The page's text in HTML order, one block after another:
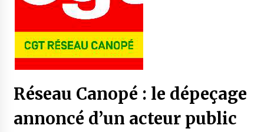
Réseau Canopé : le dépeçage
annoncé d’un acteur public